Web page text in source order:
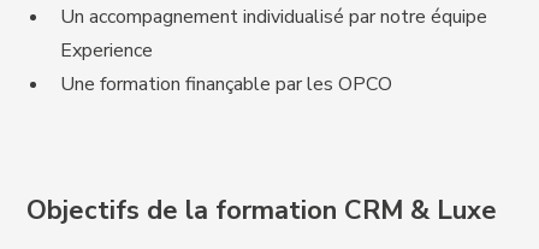
Un accompagnement individualisé par notre équipe
Experience
Une formation finançable par les OPCO
Objectifs de la formation CRM & Luxe